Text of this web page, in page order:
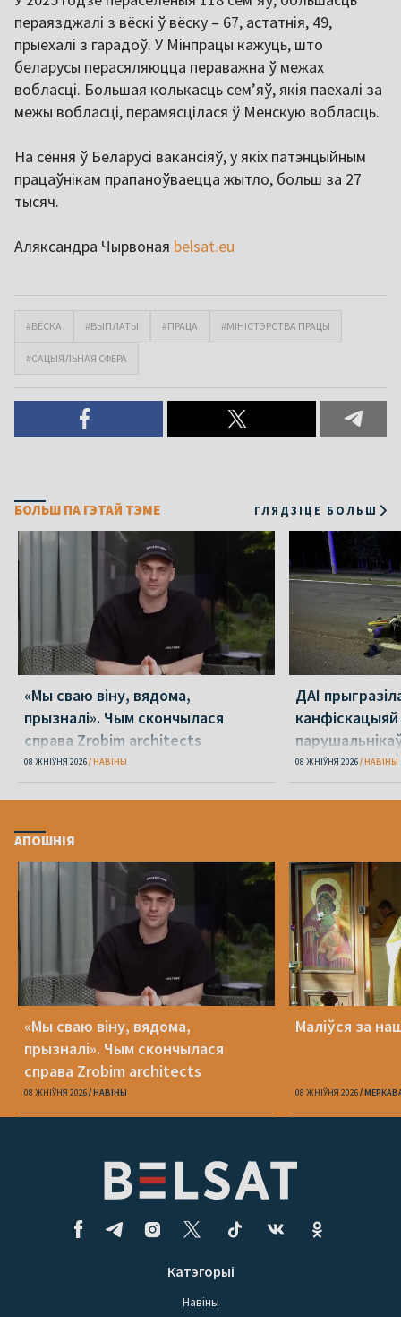
пераязджалі з вёскі ў вёску – 67, астатнія, 49,
прыехалі з гарадоў. У Мінпрацы кажуць, што
беларусы перасяляюцца пераважна ў межах
вобласці. Большая колькасць семʼяў, якія паехалі за
межы вобласці, перамясцілася ў Менскую вобласць.
На сёння ў Беларусі вакансіяў, у якіх патэнцыйным
працаўнікам прапаноўваецца жытло, больш за 27
тысяч.
Аляксандра Чырвоная belsat.eu
#ВЁСКА #ВЫПЛАТЫ #ПРАЦА #МІНІСТЭРСТВА ПРАЦЫ
#САЦЫЯЛЬНАЯ СФЕРА
БОЛЬШ ПА ГЭТАЙ ТЭМЕ ГЛЯДЗІЦЕ БОЛЬШ
«Мы сваю віну, вядома,
прызналі». Чым скончылася
справа Zrobim architects
08 ЖНІЎНЯ 2026 НАВІНЫ
ДАІ
дронамі
08 ЖНІЎНЯ 2026 НАВІНЫ
АПОШНІЯ
«Мы сваю віну, вядома,
прызналі». Чым скончылася
справа Zrobim architects
08 ЖНІЎНЯ 2026 НАВІНЫ
Маліўся за
08 ЖНІЎНЯ 2026
Катэгорыі
Навіны